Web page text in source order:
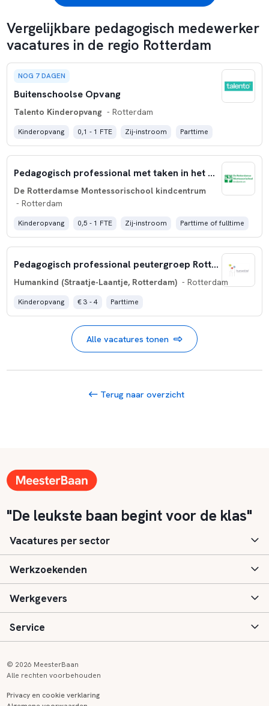
Vergelijkbare pedagogisch medewerker
vacatures in de regio Rotterdam
NOG 7 DAGEN
Buitenschoolse Opvang
Talento Kinderopvang - Rotterdam
Kinderopvang 0,1 - 1 FTE Zij-instroom Parttime
Pedagogisch professional met taken in het onderwijs
De Rotterdamse Montessorischool kindcentrum
- Rotterdam
Kinderopvang 0,5 - 1 FTE Zij-instroom Parttime of fulltime
Pedagogisch professional peutergroep Rotterdam West
Humankind (Straatje-Laantje, Rotterdam) - Rotterdam
Kinderopvang € 3 - 4 Parttime
Alle vacatures tonen
Terug naar overzicht
"De leukste baan begint voor de klas"
Vacatures per sector
Basisonderwijs
Speciaal (basis) onderwijs
Voortgezet onderwijs
Werkzoekenden
Aanmelden
Vacatures
Werkgevers
Inloggen
Service
© 2026 MeesterBaan
Alle rechten voorbehouden
Privacy en cookie verklaring